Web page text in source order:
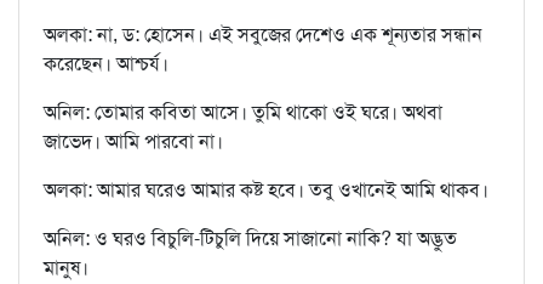
অলকা: না, ড: হোসেন। এই সবুজের দেশেও এক শূন্যতার সন্ধান
করেছেন। আশ্চর্য।
অনিল: তোমার কবিতা আসে। তুমি থাকো ওই ঘরে। অথবা
জাভেদ। আমি পারবো না।
অলকা: আমার ঘরেও আমার কষ্ট হবে। তবু ওখানেই আমি থাকব।
অনিল: ও ঘরও বিচুলি-টিচুলি দিয়ে সাজানো নাকি? যা অদ্ভুত
মানুষ।